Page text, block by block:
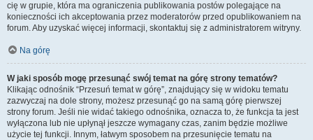
cię w grupie, która ma ograniczenia publikowania postów polegające na
konieczności ich akceptowania przez moderatorów przed opublikowaniem na
forum. Aby uzyskać więcej informacji, skontaktuj się z administratorem witryny.
Na górę
W jaki sposób mogę przesunąć swój temat na górę strony tematów?
Klikając odnośnik “Przesuń temat w górę”, znajdujący się w widoku tematu
zazwyczaj na dole strony, możesz przesunąć go na samą górę pierwszej
strony forum. Jeśli nie widać takiego odnośnika, oznacza to, że funkcja ta jest
wyłączona lub nie upłynął jeszcze wymagany czas, zanim będzie możliwe
użycie tej funkcji. Innym, łatwym sposobem na przesunięcie tematu na